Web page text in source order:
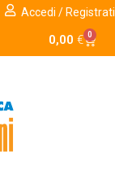
Accedi / Registrati
0,00 € 0